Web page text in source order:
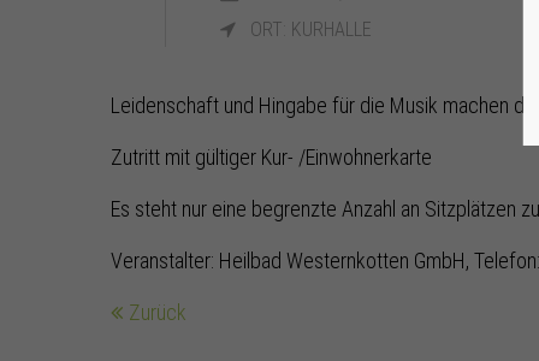
ORT: KURHALLE
Leidenschaft und Hingabe für die Musik machen
Zutritt mit gültiger Kur- /Einwohnerkarte
Es steht nur eine begrenzte Anzahl an Sitzplätzen
Veranstalter: Heilbad Westernkotten GmbH,
Zurück